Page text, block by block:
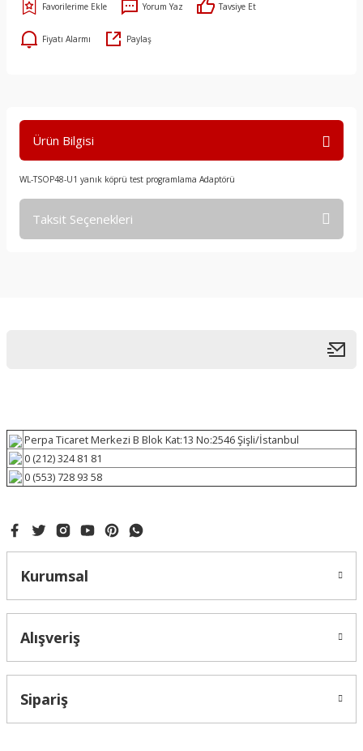
Yorum Yaz Tavsiye Et
Fiyatı Alarmı Paylaş
Ürün Bilgisi
WL-TSOP48-U1 yanık köprü test programlama Adaptörü
Taksit Seçenekleri
Perpa Ticaret Merkezi B Blok Kat:13 No:2546 Şişli/İstanbul
0 (212) 324 81 81
0 (553) 728 93 58
Kurumsal
Alışveriş
Sipariş